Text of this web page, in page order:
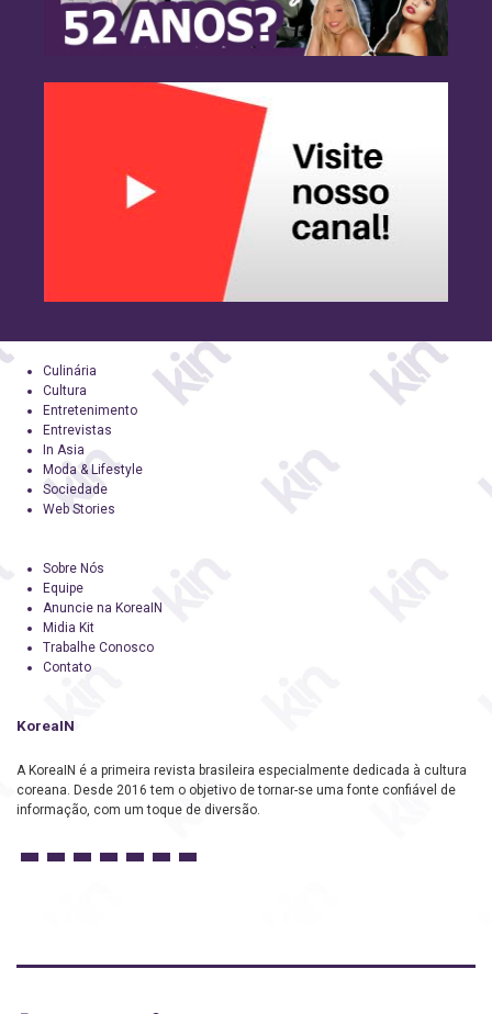
Culinária
Cultura
Entretenimento
Entrevistas
In Asia
Moda & Lifestyle
Sociedade
Web Stories
Sobre Nós
Equipe
Anuncie na KoreaIN
Midia Kit
Trabalhe Conosco
Contato
KoreaIN
A KoreaIN é a primeira revista brasileira especialmente dedicada à cultura
coreana. Desde 2016 tem o objetivo de tornar-se uma fonte confiável de
informação, com um toque de diversão.